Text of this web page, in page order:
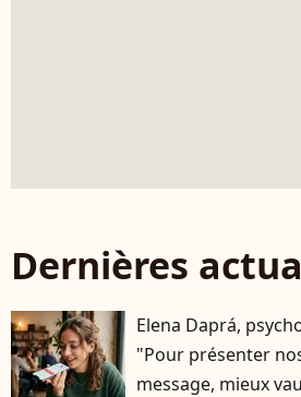
Dernières
Elena Daprá,
"Pour présenter
message, mieux